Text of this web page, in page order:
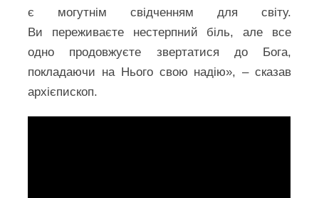
є могутнім свідченням для світу.
Ви переживаєте нестерпний біль, але все
одно продовжуєте звертатися до Бога,
покладаючи на Нього свою надію», – сказав
архієпископ.